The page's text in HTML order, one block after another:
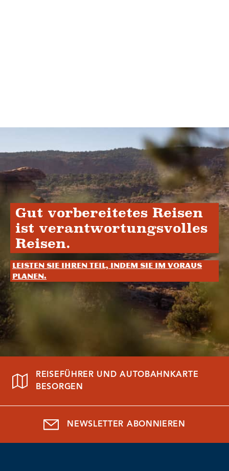
Gut vorbereitetes Reisen
ist verantwortungsvolles
Reisen.
Leisten Sie Ihren Teil, indem Sie im Voraus
planen.
REISEFÜHRER UND AUTOBAHNKARTE
BESORGEN
NEWSLETTER ABONNIEREN